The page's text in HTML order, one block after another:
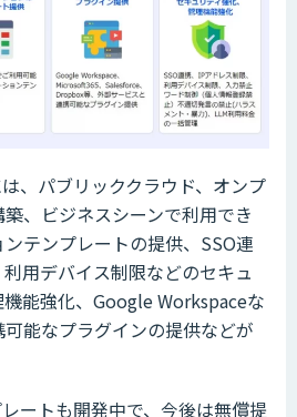
、パブリッククラウド、オンプ
、ビジネスシーンで利用でき
テンプレートの提供、SSO連
用デバイス制限などのセキュ
能強化、Google Workspaceな
能なプラグインの提供などが
ートも開発中で、今後は無償提